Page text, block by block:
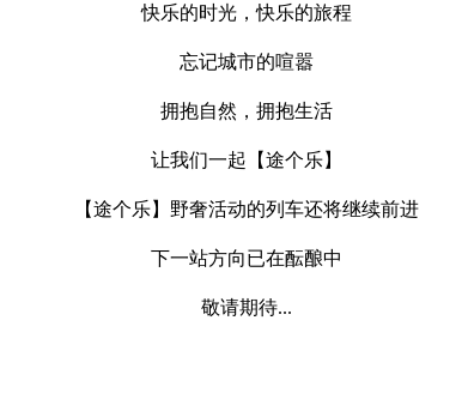
快乐的时光，快乐的旅程
忘记城市的喧嚣
拥抱自然，拥抱生活
让我们一起【途个乐】
【途个乐】野奢活动的列车还将继续前进
下一站方向已在酝酿中
敬请期待...